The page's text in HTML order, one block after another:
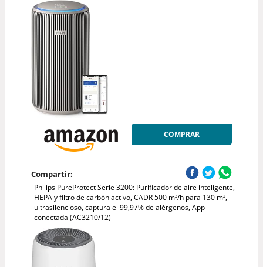
COMPRAR
Compartir:
Philips PureProtect Serie 3200: Purificador de aire inteligente,
HEPA y filtro de carbón activo, CADR 500 m³/h para 130 m²,
ultrasilencioso, captura el 99,97% de alérgenos, App
conectada (AC3210/12)